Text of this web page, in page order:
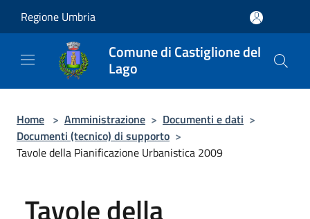
Regione Umbria
Comune di Castiglione del
Lago
Home > Amministrazione > Documenti e dati >
Documenti (tecnico) di supporto >
Tavole della Pianificazione Urbanistica 2009
Tavole della